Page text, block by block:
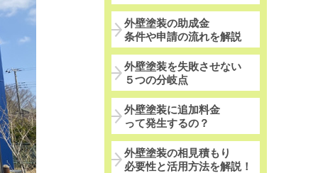
外壁塗装の助成金
条件や申請の流れを解説
外壁塗装を失敗させない
５つの分岐点
外壁塗装に追加料金
って発生するの？
外壁塗装の相見積もり
必要性と活用方法を解説！